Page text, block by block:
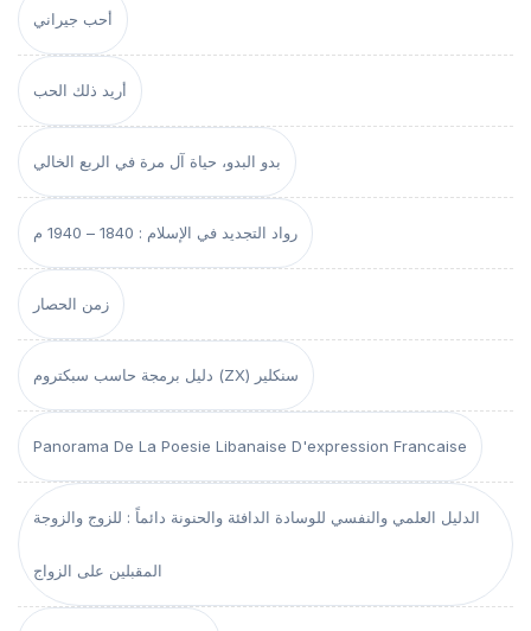
أحب جيراني
أريد ذلك الحب
بدو البدو، حياة آل مرة في الربع الخالي
رواد التجديد في الإسلام : 1840 – 1940 م
زمن الحصار
دليل برمجة حاسب سبكتروم (ZX) سنكلير
Panorama De La Poesie Libanaise D'expression Francaise
الدليل العلمي والنفسي للوسادة الدافئة والحنونة دائماً : للزوج والزوجة
المقبلين على الزواج